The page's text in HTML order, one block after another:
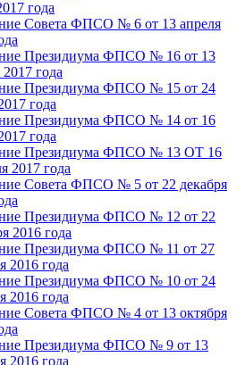
года
Совета ФПСО № 6 от 13 апреля
Президиума ФПСО № 16 от 13
2017 года
Президиума ФПСО № 15 от 24
года
Президиума ФПСО № 14 от 16
года
Президиума ФПСО № 13 ОТ 16
2017 года
Совета ФПСО № 5 от 22 декабря
Президиума ФПСО № 12 от 22
2016 года
Президиума ФПСО № 11 от 27
2016 года
Президиума ФПСО № 10 от 24
2016 года
Совета ФПСО № 4 от 13 октября
Президиума ФПСО № 9 от 13
2016 года